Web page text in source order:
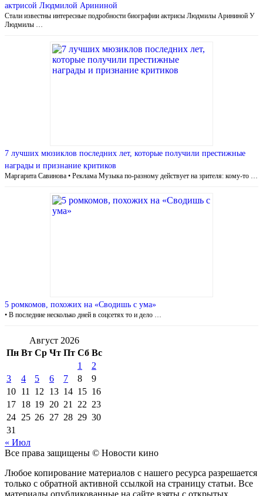
актрисой Людмилой Арининой
Стали известны интересные подробности биографии актрисы Людмилы Арининой У
Людмилы …
7 лучших мюзиклов последних лет, которые получили престижные
награды и признание критиков
Маргарита Савинова • Реклама Музыка по-разному действует на зрителя: кому-то …
5 ромкомов, похожих на «Сводишь с ума»
• В последние несколько дней в соцсетях то и дело …
Август 2026
Пн Вт Ср Чт Пт Сб Вс
1
2
3
4 5 6 7 8
9
10 11 12 13 14 15 16
17 18 19 20 21 22 23
24 25 26 27 28 29 30
31
« Июл
Все права защищены © Новости кино
Любое копирование материалов с нашего ресурса разрешается
только с обратной активной ссылкой на страницу статьи. Все
материалы опубликованные на сайте взяты с открытых